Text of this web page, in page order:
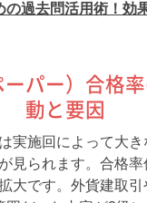
の過去問活用術！効
パー）合格
動と要因
実施回によって大
見られます。合格
大です。外貨建取